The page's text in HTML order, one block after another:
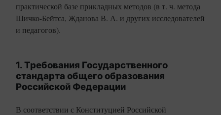
практической базе прикладных методов (в т. ч. метода
Шичко-Бейтса, Жданова В. А. и других исследователей
и педагогов).
1. Требования Государственного
стандарта общего образования
Российской Федерации
В соответствии с Конституцией Российской